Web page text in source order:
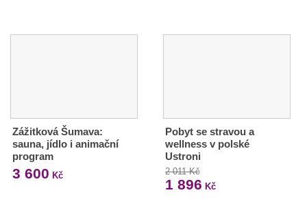
Zážitková Šumava:
sauna, jídlo i animační
program
3 600 Kč
Pobyt se stravou a
wellness v polské
Ustroni
2 011 Kč
1 896 Kč